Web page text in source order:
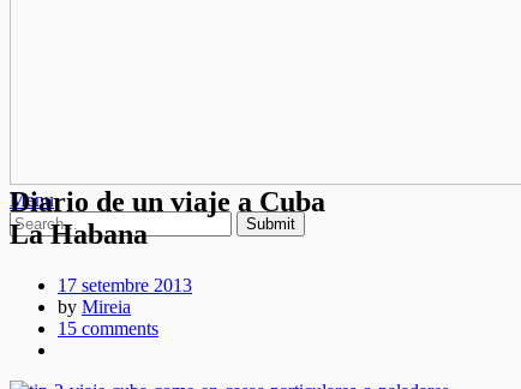
Menu
Diario de un viaje a Cuba
La Habana
17 setembre 2013
by Mireia
15 comments